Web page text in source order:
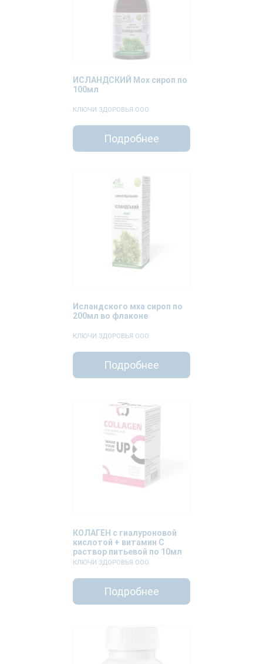
ИСЛАНДСКИЙ Мох сироп по
100мл
КЛЮЧИ ЗДОРОВЬЯ ООО
Подробнее
Исландского мха сироп по
200мл во флаконе
КЛЮЧИ ЗДОРОВЬЯ ООО
Подробнее
КОЛАГЕН с гиалуроновой
кислотой + витамин С
раствор питьевой по 10мл
№30 в стеках
КЛЮЧИ ЗДОРОВЬЯ ООО
Подробнее